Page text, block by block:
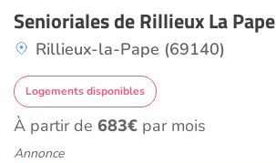
Senioriales de Rillieux La Pape
Rillieux-la-Pape (69140)
Logements disponibles
À partir de 683€ par mois
Annonce